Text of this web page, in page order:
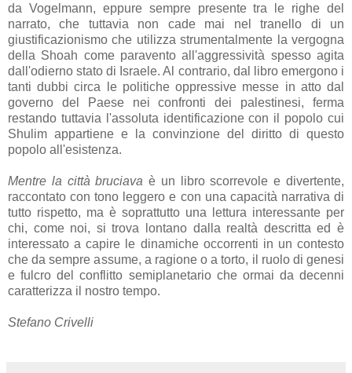
da Vogelmann, eppure sempre presente tra le righe del
narrato, che tuttavia non cade mai nel tranello di un
giustificazionismo che utilizza strumentalmente la vergogna
della Shoah come paravento all'aggressività spesso agita
dall'odierno stato di Israele. Al contrario, dal libro emergono i
tanti dubbi circa le politiche oppressive messe in atto dal
governo del Paese nei confronti dei palestinesi, ferma
restando tuttavia l'assoluta identificazione con il popolo cui
Shulim appartiene e la convinzione del diritto di questo
popolo all'esistenza.
Mentre la città bruciava è un libro scorrevole e divertente,
raccontato con tono leggero e con una capacità narrativa di
tutto rispetto, ma è soprattutto una lettura interessante per
chi, come noi, si trova lontano dalla realtà descritta ed è
interessato a capire le dinamiche occorrenti in un contesto
che da sempre assume, a ragione o a torto, il ruolo di genesi
e fulcro del conflitto semiplanetario che ormai da decenni
caratterizza il nostro tempo.
Stefano Crivelli